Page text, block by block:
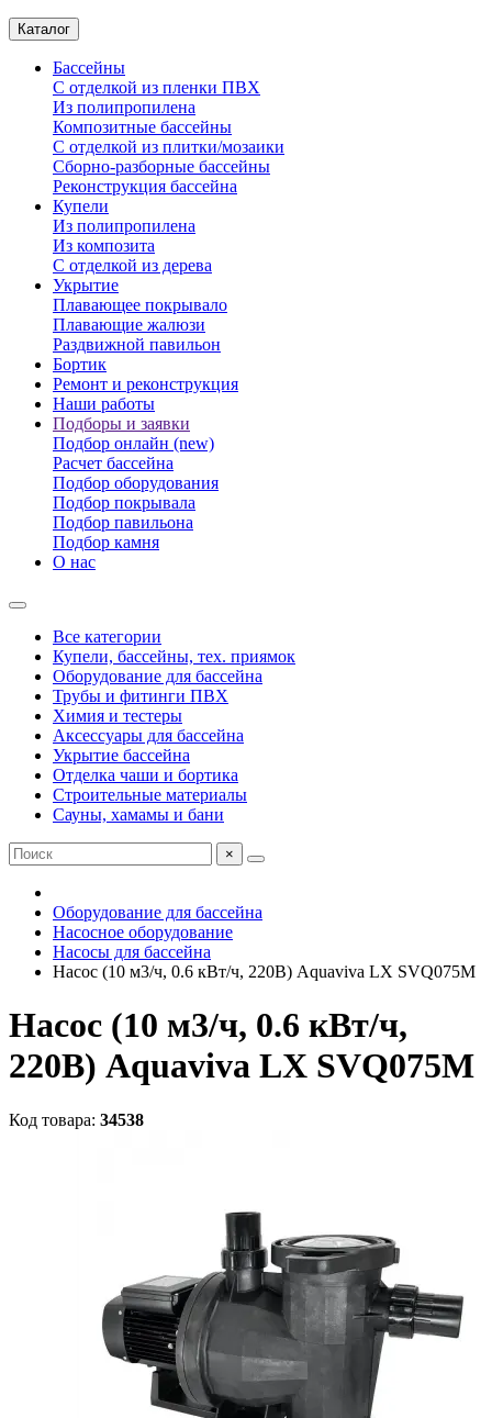
Каталог
Бассейны
С отделкой из пленки ПВХ
Из полипропилена
Композитные бассейны
С отделкой из плитки/мозаики
Сборно-разборные бассейны
Реконструкция бассейна
Купели
Из полипропилена
Из композита
С отделкой из дерева
Укрытие
Плавающее покрывало
Плавающие жалюзи
Раздвижной павильон
Бортик
Ремонт и реконструкция
Наши работы
Подборы и заявки
Подбор онлайн (new)
Расчет бассейна
Подбор оборудования
Подбор покрывала
Подбор павильона
Подбор камня
О нас
Все категории
Купели, бассейны, тех. приямок
Оборудование для бассейна
Трубы и фитинги ПВХ
Химия и тестеры
Аксессуары для бассейна
Укрытие бассейна
Отделка чаши и бортика
Строительные материалы
Сауны, хамамы и бани
×
Оборудование для бассейна
Насосное оборудование
Насосы для бассейна
Насос (10 м3/ч, 0.6 кВт/ч, 220В) Aquaviva LX SVQ075M
Насос (10 м3/ч, 0.6 кВт/ч,
220В) Aquaviva LX SVQ075M
Код товара: 34538